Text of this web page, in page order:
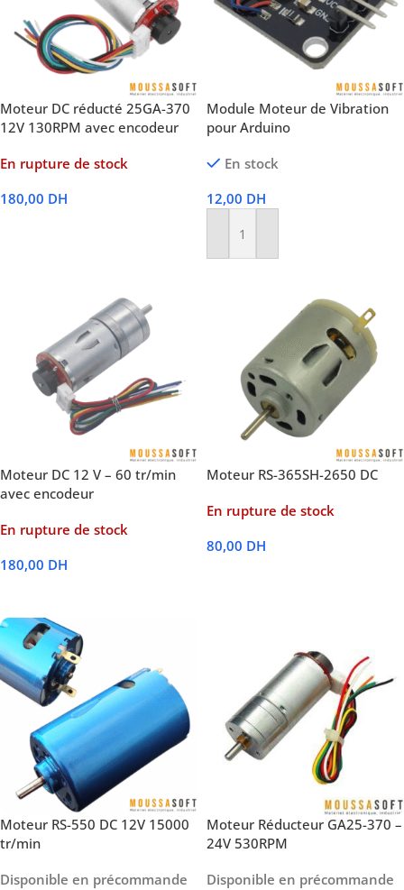
Moteur DC réducté 25GA-370
12V 130RPM avec encodeur
En rupture de stock
180,00 DH
Module Moteur de Vibration
pour Arduino
En stock
12,00 DH
Ajouter Au Panier
Moteur DC 12 V – 60 tr/min
avec encodeur
En rupture de stock
180,00 DH
Moteur RS-365SH-2650 DC
En rupture de stock
80,00 DH
Moteur RS-550 DC 12V 15000
tr/min
Disponible en précommande
Moteur Réducteur GA25-370 –
24V 530RPM
Disponible en précommande